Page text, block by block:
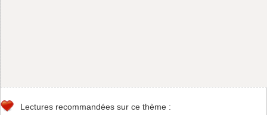
Lectures recommandées sur ce thème :